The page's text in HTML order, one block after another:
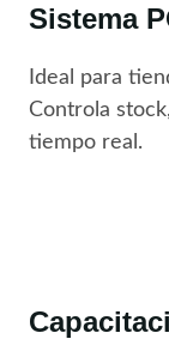
Sistema
Ideal para
Controla
tiempo real.